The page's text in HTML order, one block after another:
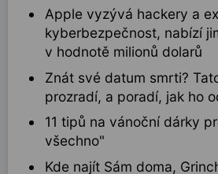
Apple vyzývá hackery a
kyberbezpečnost, nabízí
v hodnotě milionů dolarů
Znát své datum smrti?
prozradí, a poradí, jak ho
11 tipů na vánoční dárky
všechno"
Kde najít Sám doma,